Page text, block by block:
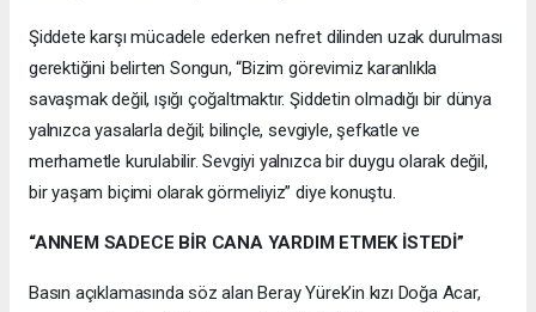
Şiddete karşı mücadele ederken nefret dilinden uzak durulması
gerektiğini belirten Songun, “Bizim görevimiz karanlıkla
savaşmak değil, ışığı çoğaltmaktır. Şiddetin olmadığı bir dünya
yalnızca yasalarla değil; bilinçle, sevgiyle, şefkatle ve
merhametle kurulabilir. Sevgiyi yalnızca bir duygu olarak değil,
bir yaşam biçimi olarak görmeliyiz” diye konuştu.
“ANNEM SADECE BİR CANA YARDIM ETMEK İSTEDİ”
Basın açıklamasında söz alan Beray Yürek’in kızı Doğa Acar,